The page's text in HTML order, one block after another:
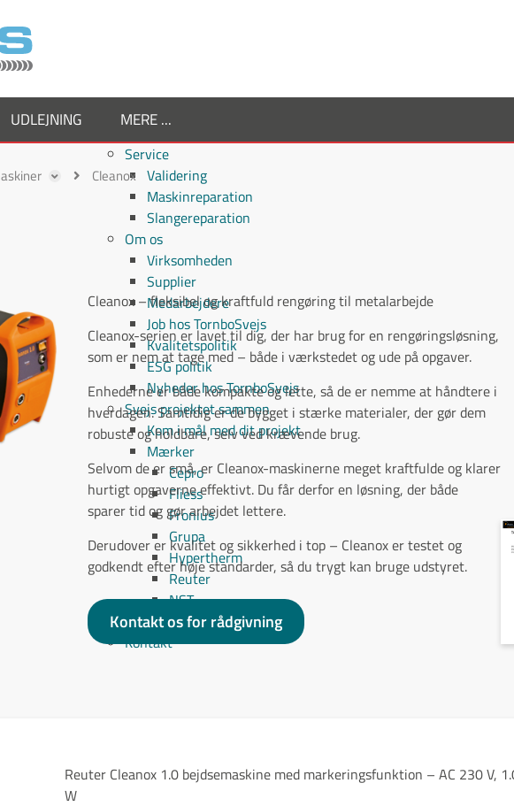
UDLEJNING MERE ...
Service
Validering
Maskinreparation
Slangereparation
Om os
Virksomheden
Supplier
Medarbejdere
Job hos TornboSvejs
Kvalitetspolitik
ESG politik
Nyheder hos TornboSvejs
Svejs projektet sammen
Kom i mål med dit projekt
Mærker
Cepro
Fliess
Fronius
Grupa
Hypertherm
Reuter
NST
Find certifikat
Kontakt
Cleanox
Cleanox – fleksibel og kraftfuld rengøring til metalarbejde
Cleanox-serien er lavet til dig, der har brug for en rengøringsløsning,
som er nem at tage med – både i værkstedet og ude på opgaver.
Enhederne er både kompakte og lette, så de er nemme at håndtere i
hverdagen. Samtidig er de bygget i stærke materialer, der gør dem
robuste og holdbare, selv ved krævende brug.
Selvom de er små, er Cleanox-maskinerne meget kraftfulde og klarer
hurtigt opgaverne effektivt. Du får derfor en løsning, der både
sparer tid og gør arbejdet lettere.
Derudover er kvalitet og sikkerhed i top – Cleanox er testet og
godkendt efter høje standarder, så du trygt kan bruge udstyret.
Kontakt os for rådgivning
Reuter Cleanox 1.0 bejdsemaskine med markeringsfunktion – AC 230 V,
W